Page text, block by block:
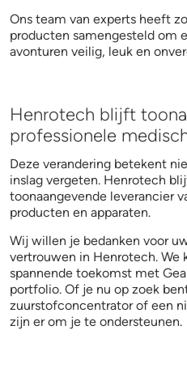
Ons team van experts heeft
producten samengesteld om
avonturen veilig, leuk en
Henrotech blijft
professionele
Deze verandering betekent
inslag vergeten. Henrotech
toonaangevende leverancier
producten en apparaten.
Wij willen je bedanken voor
vertrouwen in Henrotech. We
spannende toekomst met
portfolio. Of je nu op zoek
zuurstofconcentrator of een
zijn er om je te ondersteunen.